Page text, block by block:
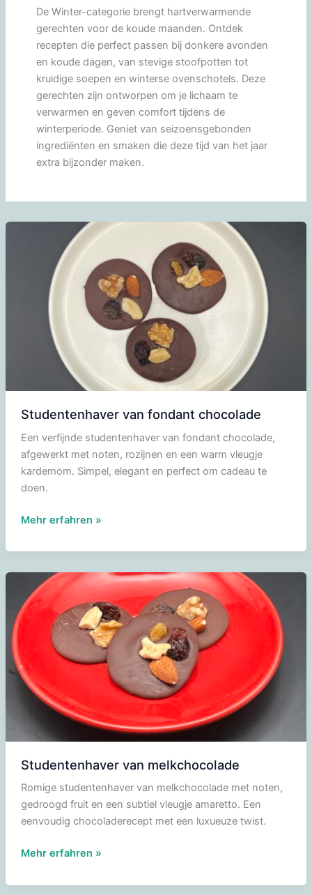
De Winter-categorie brengt hartverwarmende
gerechten voor de koude maanden. Ontdek
recepten die perfect passen bij donkere avonden
en koude dagen, van stevige stoofpotten tot
kruidige soepen en winterse ovenschotels. Deze
gerechten zijn ontworpen om je lichaam te
verwarmen en geven comfort tijdens de
winterperiode. Geniet van seizoensgebonden
ingrediënten en smaken die deze tijd van het jaar
extra bijzonder maken.
Studentenhaver van fondant chocolade
Een verfijnde studentenhaver van fondant chocolade,
afgewerkt met noten, rozijnen en een warm vleugje
kardemom. Simpel, elegant en perfect om cadeau te
doen.
Studentenhaver
fondant
chocolade
Mehr erfahren »
Studentenhaver van melkchocolade
Romige studentenhaver van melkchocolade met noten,
gedroogd fruit en een subtiel vleugje amaretto. Een
eenvoudig chocoladerecept met een luxueuze twist.
Studentenhaver
melkchocolade
Mehr erfahren »